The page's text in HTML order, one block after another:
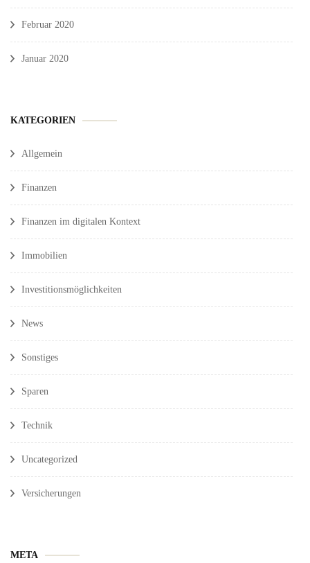
Februar 2020
Januar 2020
KATEGORIEN
Allgemein
Finanzen
Finanzen im digitalen Kontext
Immobilien
Investitionsmöglichkeiten
News
Sonstiges
Sparen
Technik
Uncategorized
Versicherungen
META